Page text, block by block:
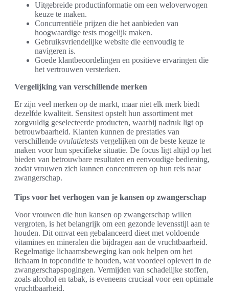
Uitgebreide productinformatie om een weloverwogen
keuze te maken.
Concurrentiële prijzen die het aanbieden van
hoogwaardige tests mogelijk maken.
Gebruiksvriendelijke website die eenvoudig te
navigeren is.
Goede klantbeoordelingen en positieve ervaringen die
het vertrouwen versterken.
Vergelijking van verschillende merken
Er zijn veel merken op de markt, maar niet elk merk biedt
dezelfde kwaliteit. Sensitest opstelt hun assortiment met
zorgvuldig geselecteerde producten, waarbij nadruk ligt op
betrouwbaarheid. Klanten kunnen de prestaties van
verschillende ovulatietests vergelijken om de beste keuze te
maken voor hun specifieke situatie. De focus ligt altijd op het
bieden van betrouwbare resultaten en eenvoudige bediening,
zodat vrouwen zich kunnen concentreren op hun reis naar
zwangerschap.
Tips voor het verhogen van je kansen op zwangerschap
Voor vrouwen die hun kansen op zwangerschap willen
vergroten, is het belangrijk om een gezonde levensstijl aan te
houden. Dit omvat een gebalanceerd dieet met voldoende
vitamines en mineralen die bijdragen aan de vruchtbaarheid.
Regelmatige lichaamsbeweging kan ook helpen om het
lichaam in topconditie te houden, wat voordeel oplevert in de
zwangerschapspogingen. Vermijden van schadelijke stoffen,
zoals alcohol en tabak, is eveneens cruciaal voor een optimale
vruchtbaarheid.